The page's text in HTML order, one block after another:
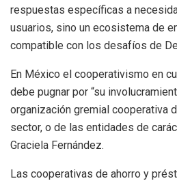
respuestas específicas a
usuarios, sino un ecosistema de
compatible con los desafíos de
En México el cooperativismo en
debe pugnar por “su
organización gremial cooperativa
sector, o de las entidades de
Graciela Fernández.
Las cooperativas de ahorro y